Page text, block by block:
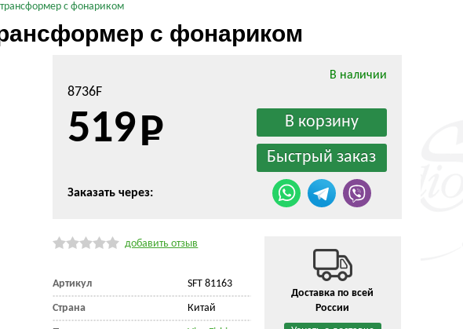
с фонариком
с фонариком
В наличии
8736F
519
Заказать через:
добавить отзыв
Артикул SFT 81163
Страна Китай
Доставка по всей
России